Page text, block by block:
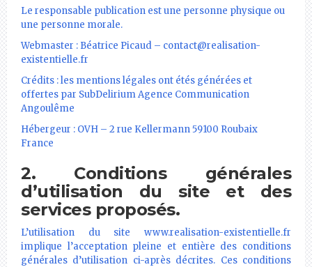
Le responsable publication est une personne physique ou
une personne morale.
Webmaster : Béatrice Picaud – contact@realisation-
existentielle.fr
Crédits : les mentions légales ont étés générées et
offertes par SubDelirium Agence Communication
Angoulême
Hébergeur : OVH – 2 rue Kellermann 59100 Roubaix
France
2. Conditions générales
d’utilisation du site et des
services proposés.
L’utilisation du site www.realisation-existentielle.fr
implique l’acceptation pleine et entière des conditions
générales d’utilisation ci-après décrites. Ces conditions